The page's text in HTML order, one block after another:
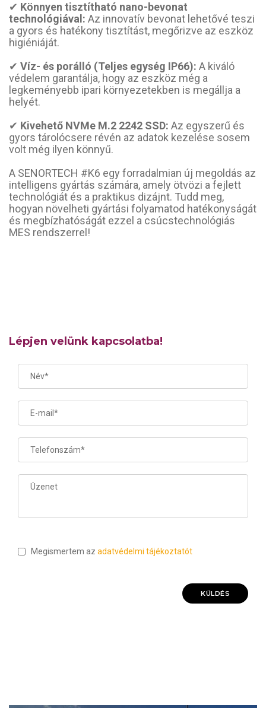
✔ Könnyen tisztítható nano-bevonat
technológiával: Az innovatív bevonat lehetővé teszi
a gyors és hatékony tisztítást, megőrizve az eszköz
higiéniáját.
✔ Víz- és porálló (Teljes egység IP66): A kiváló
védelem garantálja, hogy az eszköz még a
legkeményebb ipari környezetekben is megállja a
helyét.
✔ Kivehető NVMe M.2 2242 SSD: Az egyszerű és
gyors tárolócsere révén az adatok kezelése sosem
volt még ilyen könnyű.
A SENORTECH #K6 egy forradalmian új megoldás az
intelligens gyártás számára, amely ötvözi a fejlett
technológiát és a praktikus dizájnt. Tudd meg,
hogyan növelheti gyártási folyamatod hatékonyságát
és megbízhatóságát ezzel a csúcstechnológiás
MES rendszerrel!
Lépjen velünk kapcsolatba!
Megismertem az adatvédelmi tájékoztatót